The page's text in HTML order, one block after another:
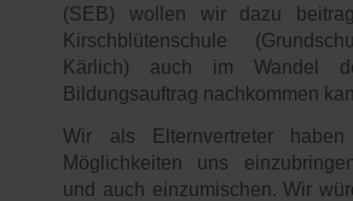
(SEB) wollen wir dazu
Kirschblütenschule
Kärlich) auch im Wandel
Bildungsauftrag nachkommen
Wir als Elternvertreter haben
Möglichkeiten uns
und auch einzumischen. Wir